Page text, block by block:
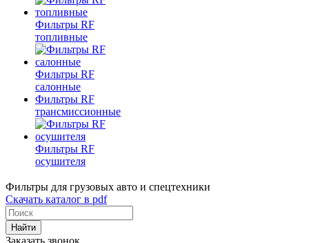
Фильтры RF
топливные
Фильтры RF
салонные
Фильтры RF
трансмиссионные
Фильтры RF
осушителя
Фильтры для грузовых авто и спецтехники
Скачать каталог в pdf
Найти
Заказать звонок